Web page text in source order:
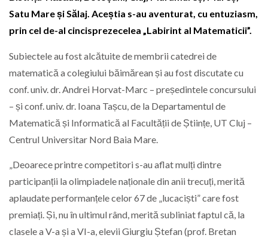
Satu Mare și Sălaj. Aceștia s-au aventurat, cu entuziasm,
prin cel de-al cincisprezecelea „Labirint al Matematicii”.
Subiectele au fost alcătuite de membrii catedrei de
matematică a colegiului băimărean și au fost discutate cu
conf. univ. dr. Andrei Horvat-Marc – președintele concursului
– și conf. univ. dr. Ioana Tașcu, de la Departamentul de
Matematică și Informatică al Facultății de Științe, UT Cluj –
Centrul Universitar Nord Baia Mare.
„Deoarece printre competitori s-au aflat mulți dintre
participanții la olimpiadele naționale din anii trecuți, merită
aplaudate performanțele celor 67 de „lucaciști” care fost
premiați. Și, nu în ultimul rând, merită subliniat faptul că, la
clasele a V-a și a VI-a, elevii Giurgiu Ștefan (prof. Bretan